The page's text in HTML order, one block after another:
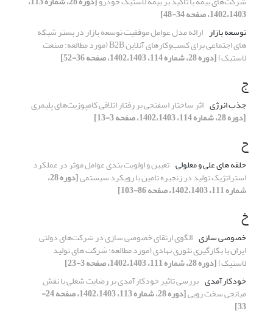
1402،1403، صفحه 34-48]
توسعه بازار ارائه مدل عوامل موفقیت توسعه بازار در بستر شبکه
های اجتماعی برای کسب‌وکارهای آنلاین B2B (مورد مطالعه: صنعت
لاستیک)[دوره 28، شماره 114، 1402،1403، صفحه 36-52]
ج
جذب انرژی اثر ساختار اسفنجی بر رفتار اتلافی کامپوزیت‌های پلیمری
[دوره 28، شماره 114، 1402،1403، صفحه 3-13]
ح
حلقه های علی و معلولی تعیین و اولویت بندی عوامل موثر در عملکرد
استراتژیک تولید در زنجیره تامین با رویکرد سیستمی [دوره 28،
شماره 111، 1402،1403، صفحه 86-103]
خ
خصوصی سازی الگوی ارتقای خصوصی سازی در شرکت‌های دولتی
ایران با بکارگیری تئوری نهادی (مورد مطالعه: شرکت های تولید
لاستیک)[دوره 28، شماره 111، 1402،1403، صفحه 3-23]
خودکارآمدی بررسی تاثیر خودکارآمدی بر رضایت شغلی با نقش
میانجی سخت رویی [دوره 28، شماره 113، 1402،1403، صفحه 24-
33]